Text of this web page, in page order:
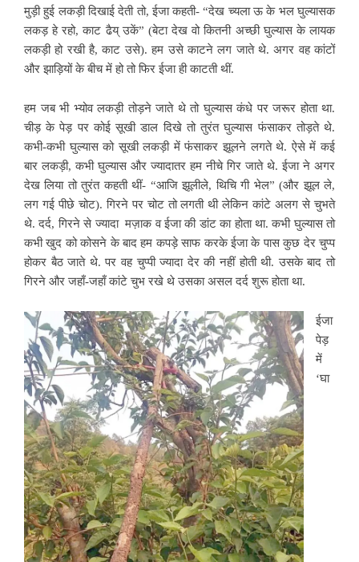
मुड़ी हुई लकड़ी दिखाई देती तो, ईजा कहती- “देख च्यला ऊ के भल घुल्यासक
लकड़ हे रहो, काट ढैय् उकें” (बेटा देख वो कितनी अच्छी घुल्यास के लायक
लकड़ी हो रखी है, काट उसे). हम उसे काटने लग जाते थे. अगर वह कांटों
और झाड़ियों के बीच में हो तो फिर ईजा ही काटती थीं.
हम जब भी भ्योव लकड़ी तोड़ने जाते थे तो घुल्यास कंधे पर जरूर होता था.
चीड़ के पेड़ पर कोई सूखी डाल दिखे तो तुरंत घुल्यास फंसाकर तोड़ते थे.
कभी-कभी घुल्यास को सूखी लकड़ी में फंसाकर झूलने लगते थे. ऐसे में कई
बार लकड़ी, कभी घुल्यास और ज्यादातर हम नीचे गिर जाते थे. ईजा ने अगर
देख लिया तो तुरंत कहती थीं- “आजि झूलीले, थिचि गी भेल” (और झूल ले,
लग गई पीछे चोट). गिरने पर चोट तो लगती थी लेकिन कांटे अलग से चुभते
थे. दर्द, गिरने से ज्यादा मज़ाक व ईजा की डांट का होता था. कभी घुल्यास तो
कभी खुद को कोसने के बाद हम कपड़े साफ करके ईजा के पास कुछ देर चुप्प
होकर बैठ जाते थे. पर वह चुप्पी ज्यादा देर की नहीं होती थी. उसके बाद तो
गिरने और जहाँ-जहाँ कांटे चुभ रखे थे उसका असल दर्द शुरू होता था.
ईजा
पेड़
में
‘घा